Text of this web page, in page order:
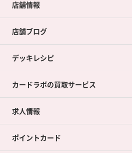
店舗情報
店舗ブログ
デッキレシピ
カードラボの買取サービス
カードラボの買取サービスTOP
店舗買取について
求人情報
ポイントカード